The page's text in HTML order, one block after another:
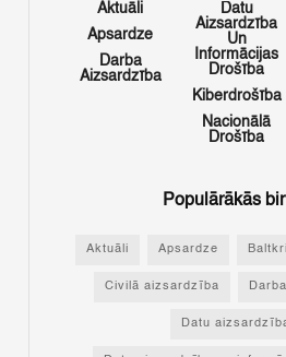
Aktuāli
Apsardze
Darba
Aizsardzība
Datu
Aizsardzība
Un
Informācijas
Drošība
Kiberdrošība
Nacionālā
Drošība
Populārākās
Aktuāli Apsardze
Civilā aizsardzība
Datu